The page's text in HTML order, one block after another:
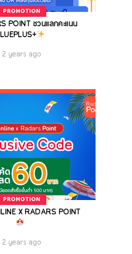
PROMOTION
POINT ชวนแลกคะแนน
2 years ago
PROMOTION
X RADARS POINT
2 years ago